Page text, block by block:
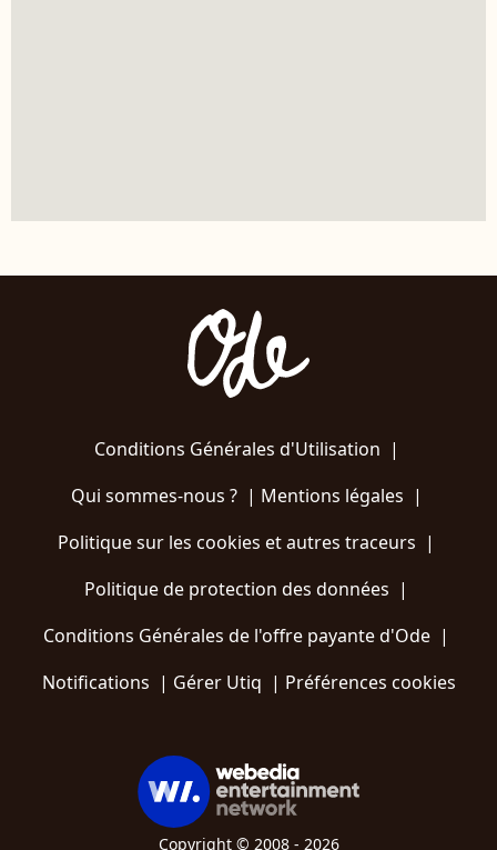
Conditions Générales d'Utilisation |
Qui sommes-nous ?| Mentions légales |
Politique sur les cookies et autres traceurs |
Politique de protection des données |
Conditions Générales de l'offre payante d'Ode |
Notifications | Gérer Utiq | Préférences cookies
Copyright © 2008 - 2026